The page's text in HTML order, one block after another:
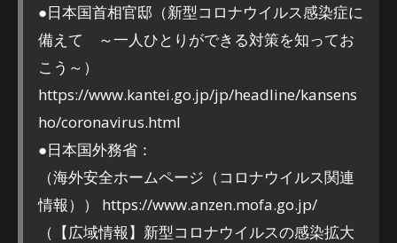
●日本国首相官邸（新型コロナウイルス感染症に
備えて ～一人ひとりができる対策を知ってお
こう～）
https://www.kantei.go.jp/jp/headline/kansens
ho/coronavirus.html
●日本国外務省：
（海外安全ホームページ（コロナウイルス関連
情報）） https://www.anzen.mofa.go.jp/
（【広域情報】新型コロナウイルスの感染拡大